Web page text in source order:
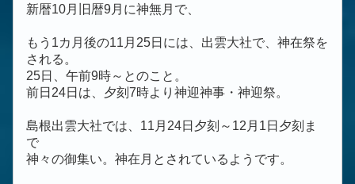
新暦10月旧暦9月に神無月で、
もう1カ月後の11月25日には、出雲大社で、神在祭を
される。
25日、午前9時～とのこと。
前日24日は、夕刻7時より神迎神事・神迎祭。
島根出雲大社では、11月24日夕刻～12月1日夕刻ま
で
神々の御集い。神在月とされているようです。